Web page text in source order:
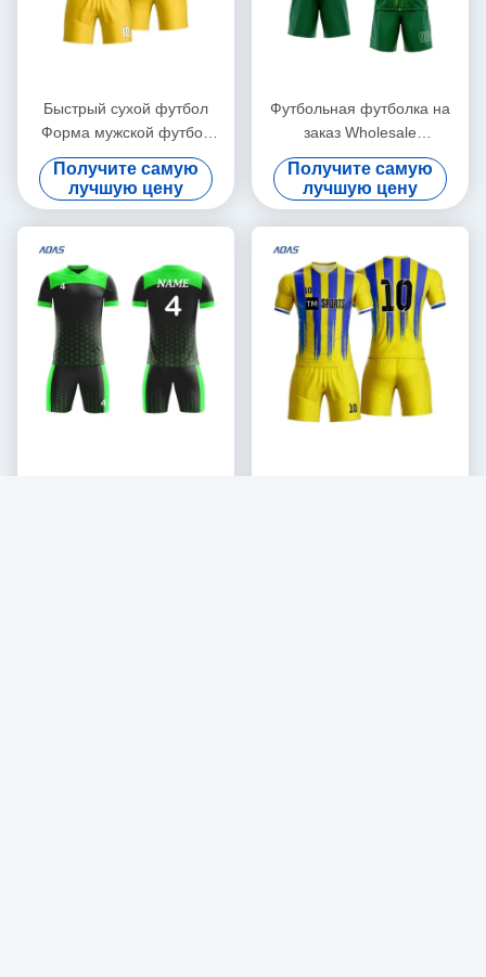
Быстрый сухой футбол
Форма мужской футбол
OEM сервис Cool Сухой
оптовый производитель
Футбольная футболка на
заказ с номером и именем
Получите самую
лучшую цену
Футбольная футболка на
заказ Wholesale
Футбольная футболка
футболка футболка
футболка футболка
футболка футболка
футболка футболка
футболка футболка
футболка футболка
футболка футболка
футболка футболка
футболка футболка
футболка футболка
Получите самую
лучшую цену